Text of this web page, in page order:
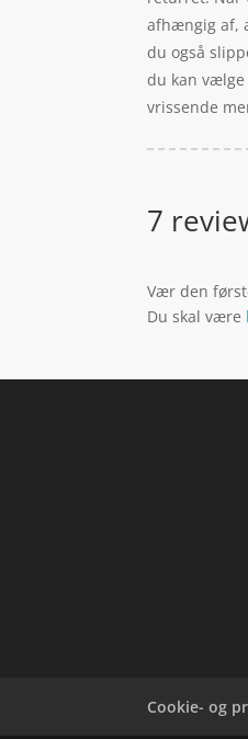
afhængig af,
du også
du kan
vrissende
7
Vær den
Du skal være
Cookie- og